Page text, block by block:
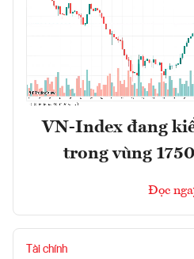
VN-Index đang
trong vùng
Đọc
Tài chính